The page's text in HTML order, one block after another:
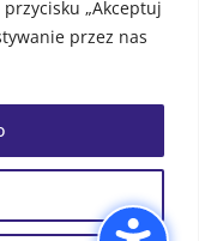
„Akceptuj
przez nas
MAWU.PL